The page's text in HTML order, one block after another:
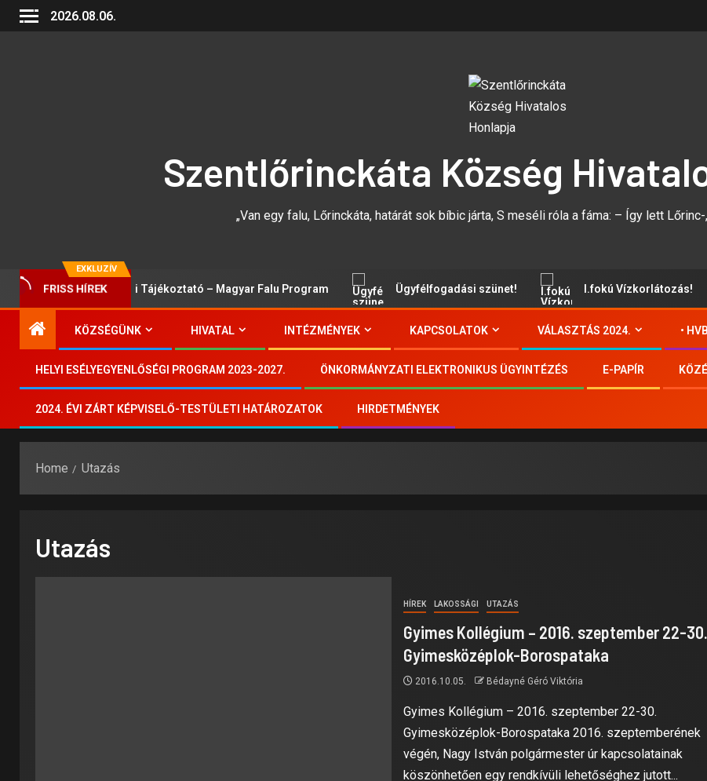
2026.08.06.
Szentlőrinckáta Község
„Van egy falu, Lőrinckáta, határát sok bíbic járta, S meséli róla a fáma: – Így lett Lőrinc-
EXKLUZÍV
FRISS HÍREK
Lakossági Tájékoztató – Magyar Falu Program Ügyfélfogadási szünet! I.fokú Vízkorlátozás!
KÖZSÉGÜNK HIVATAL INTÉZMÉNYEK KAPCSOLATOK VÁLASZTÁS 2024. •
HELYI ESÉLYEGYENLŐSÉGI PROGRAM 2023-2027. ÖNKORMÁNYZATI ELEKTRONIKUS ÜGYINTÉZÉS E-PAPÍR
2024. ÉVI ZÁRT KÉPVISELŐ-TESTÜLETI HATÁROZATOK HIRDETMÉNYEK
Home Utazás
Utazás
HÍREK LAKOSSÁGI UTAZÁS
Gyimes Kollégium – 2016. szeptember 22-30.
Gyimesközéplok-Borospataka
2016.10.05. Bédayné Géró Viktória
Gyimes Kollégium – 2016. szeptember 22-30.
Gyimesközéplok-Borospataka 2016. szeptemberének
végén, Nagy István polgármester úr kapcsolatainak
köszönhetően egy rendkívüli lehetőséghez jutott...